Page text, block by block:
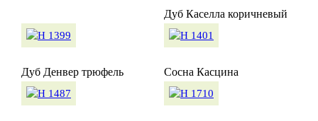
Дуб Каселла коричневый
Дуб Денвер трюфель Сосна Касцина